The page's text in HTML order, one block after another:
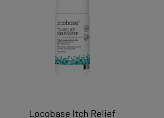
Locobase Itch Relief